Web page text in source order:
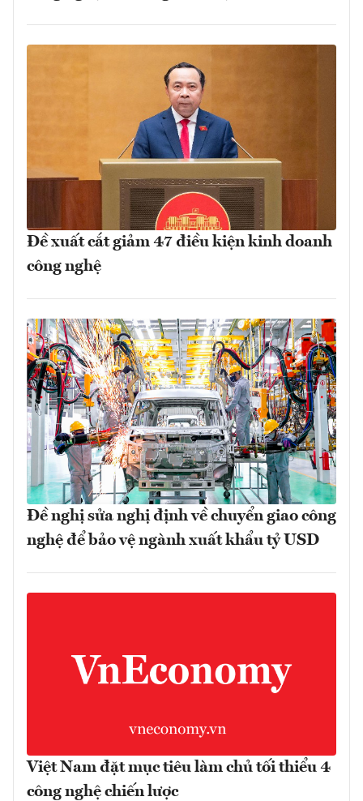
Đề xuất cắt giảm 47 điều kiện kinh doanh
công nghệ
Đề nghị sửa nghị định về chuyển giao công
nghệ để bảo vệ ngành xuất khẩu tỷ USD
Việt Nam đặt mục tiêu làm chủ tối thiểu 4
công nghệ chiến lược